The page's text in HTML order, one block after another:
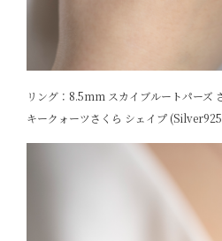
リング：8.5mm スカイブルートパーズ
キークォーツさくら シェイプ